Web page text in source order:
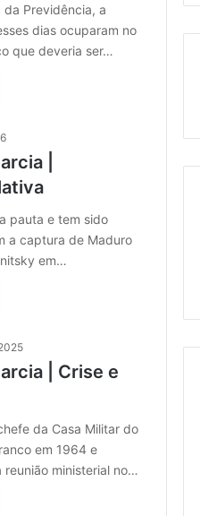
da Previdência, a
dias ocuparam no
que deveria ser…
|
pauta e tem sido
a captura de Maduro
em…
| Crise e
da Casa Militar do
em 1964 e
ministerial no…